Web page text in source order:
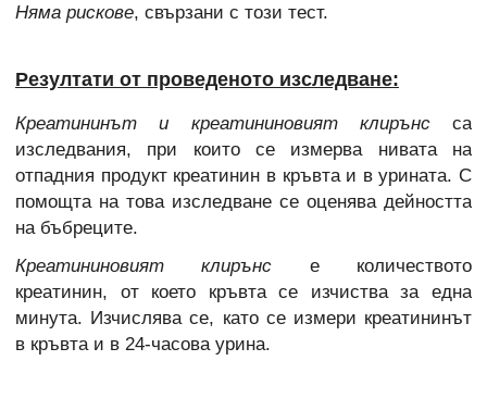
Няма рискове, свързани с този тест.
Резултати от проведеното изследване:
Креатининът и креатининовият клирънсса
изследвания, при които се измерва нивата на
отпадния продукт креатинин в кръвта и в урината. С
помощта на това изследване се оценява дейността
на бъбреците.
Креатининовият клирънс е количеството
креатинин, от което кръвта се изчиства за една
минута. Изчислява се, като се измери креатининът
в кръвта и в 24-часова урина.